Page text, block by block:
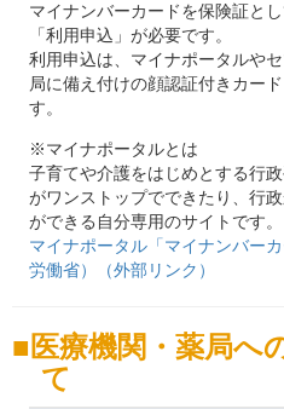
マイナンバーカードを保険証と
「利用申込」が必要です。
利用申込は、マイナポータルや
局に備え付けの顔認証付きカー
す。
※マイナポータルとは
子育てや介護をはじめとする行
がワンストップでできたり、行
ができる自分専用のサイトです。
マイナポータル「マイナンバー
労働省）（外部リンク）
医療機関・薬局へ
て